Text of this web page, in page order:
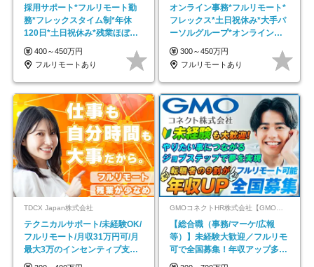
採用サポート*フルリモート勤
務*フレックスタイム制*年休
120日*土日祝休み*残業ほぼな
し*育児中社員8割以上
400～450万円
フルリモートあり
オンライン事務*フルリモート*
フレックス*土日祝休み*大手パ
ーソルグループ*オンライン面
接*30～40代活躍中
300～450万円
フルリモートあり
TDCX Japan株式会社
テクニカルサポート/未経験OK/
フルリモート/月収31万円可/月
最大3万のインセンティブ支給/
平均年齢33歳
GMOコネクトHR株式会社【GMOインターネットグループ】
【総合職（事務/マーケ/広報
等）】未経験大歓迎／フルリモ
可で全国募集！年収アップ多数
★年休最大130日★